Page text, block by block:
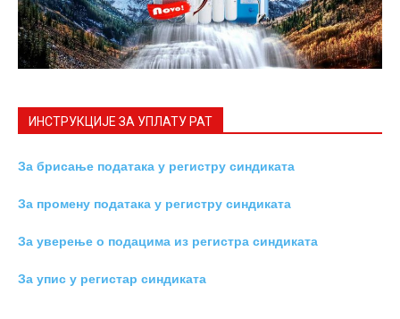
ИНСТРУКЦИЈE ЗА УПЛАТУ РАТ
За брисање података у регистру синдиката
За промену података у регистру синдиката
За уверење о подацима из регистра синдиката
За упис у регистар синдиката